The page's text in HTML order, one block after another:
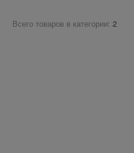
Всего товаров в категории: 2